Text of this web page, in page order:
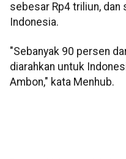
sebesar Rp4 triliun,
Indonesia.
"Sebanyak 90 persen
diarahkan untuk
Ambon," kata Menhub.